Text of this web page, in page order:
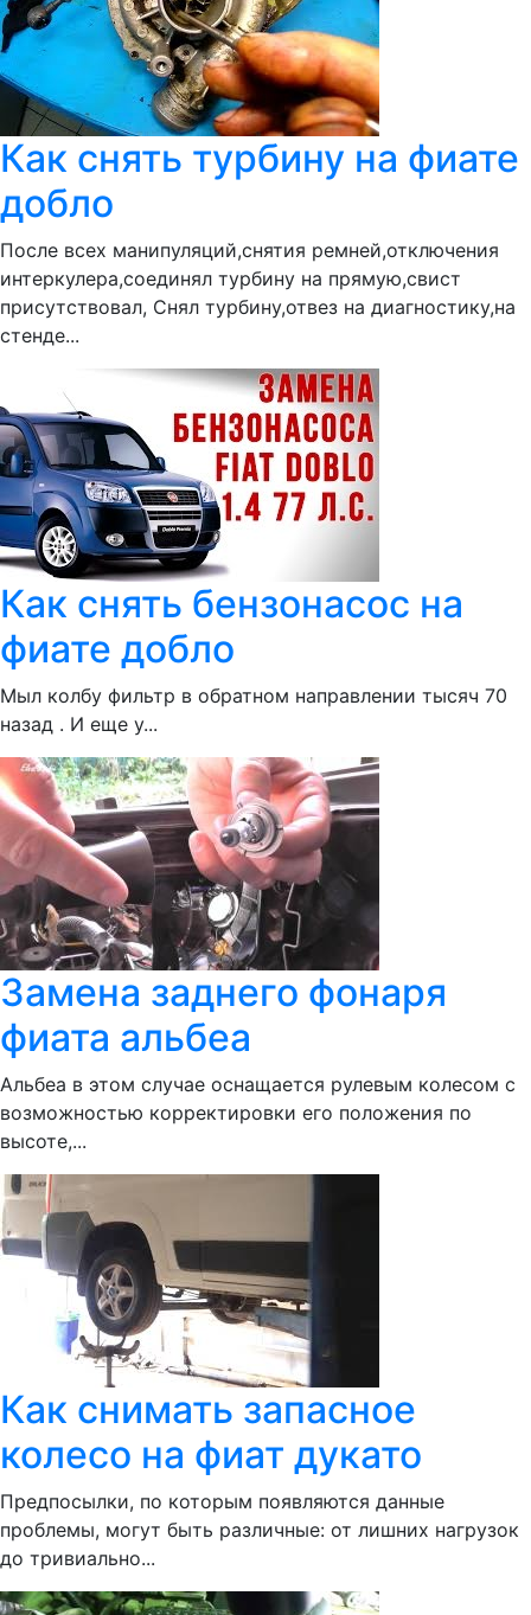
Как снять турбину на фиате
добло
После всех манипуляций,снятия ремней,отключения
интеркулера,соединял турбину на прямую,свист
присутствовал, Снял турбину,отвез на диагностику,на
стенде...
Как снять бензонасос на
фиате добло
Мыл колбу фильтр в обратном направлении тысяч 70
назад . И еще у...
Замена заднего фонаря
фиата альбеа
Альбеа в этом случае оснащается рулевым колесом с
возможностью корректировки его положения по
высоте,...
Как снимать запасное
колесо на фиат дукато
Предпосылки, по которым появляются данные
проблемы, могут быть различные: от лишних нагрузок
до тривиально...